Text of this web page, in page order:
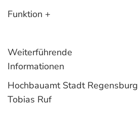
Funktion +
Weiterführende
Informationen
Hochbauamt Stadt Regensburg
Tobias Ruf